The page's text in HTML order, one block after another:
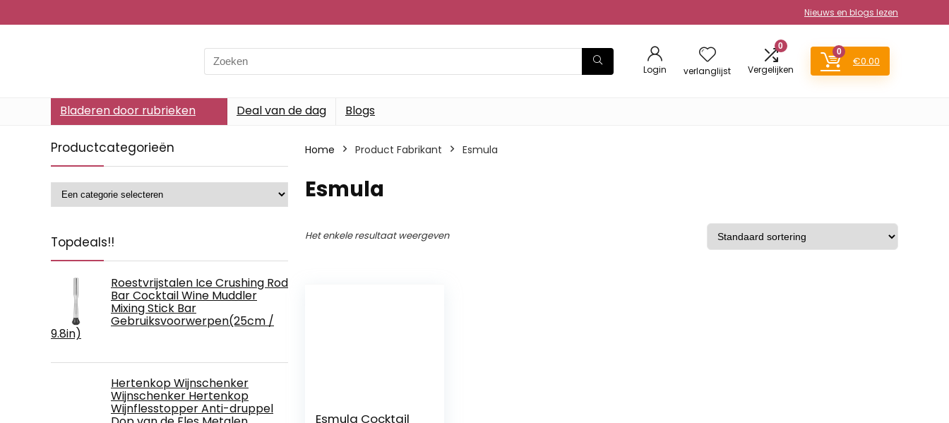
Nieuws en blogs lezen
Search
for:
Login verlanglijst
0
Vergelijken
0
€0.00
Bladeren door rubrieken Deal van de dag Blogs
Productcategorieën
Topdeals!!
Roestvrijstalen Ice Crushing Rod
Bar Cocktail Wine Muddler
Mixing Stick Bar
Gebruiksvoorwerpen(25cm /
9.8in)
Hertenkop Wijnschenker
Wijnschenker Hertenkop
Wijnflesstopper Anti-druppel
Home Product Fabrikant ‎Esmula
‎Esmula
Het enkele resultaat weergeven
Esmula Cocktail